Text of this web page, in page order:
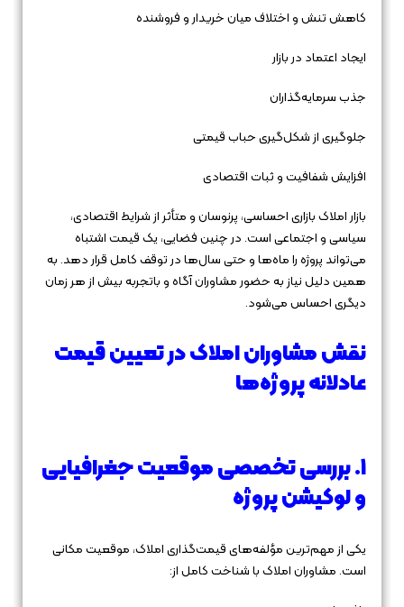
کاهش تنش و اختلاف میان خریدار و فروشنده
ایجاد اعتماد در بازار
جذب سرمایه‌گذاران
جلوگیری از شکل‌گیری حباب قیمتی
افزایش شفافیت و ثبات اقتصادی
بازار املاک بازاری احساسی، پرنوسان و متأثر از شرایط اقتصادی،
سیاسی و اجتماعی است. در چنین فضایی، یک قیمت اشتباه
می‌تواند پروژه را ماه‌ها و حتی سال‌ها در توقف کامل قرار دهد. به
همین دلیل نیاز به حضور مشاوران آگاه و باتجربه بیش از هر زمان
دیگری احساس می‌شود.
نقش مشاوران املاک در تعیین قیمت
عادلانه پروژه‌ها
۱. بررسی تخصصی موقعیت جغرافیایی
و لوکیشن پروژه
یکی از مهم‌ترین مؤلفه‌های قیمت‌گذاری املاک، موقعیت مکانی
است. مشاوران املاک با شناخت کامل از: